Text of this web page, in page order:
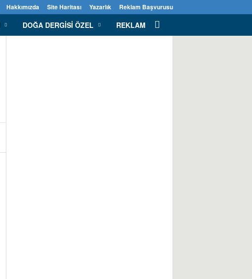
Hakkımızda Site Haritası Yazarlık Reklam Başvurusu
DOĞA DERGISI ÖZEL REKLAM